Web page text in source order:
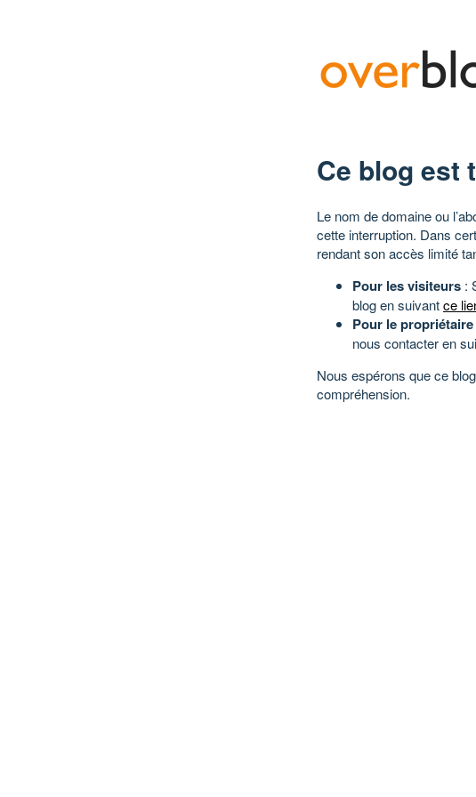
Ce blog est
Le nom de domaine ou
cette interruption. Dans
rendant son accès limité
Pour les visiteurs :
blog en suivantce
Pour le propriétaire
nous contacter en
Nous espérons que ce
compréhension.